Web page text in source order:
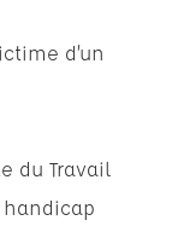
d’un
du Travail